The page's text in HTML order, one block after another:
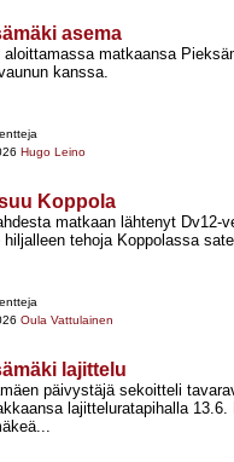
asema
aloittamassa matkaansa
kanssa.
Hugo Leino
Koppola
matkaan lähtenyt Dv12-​
hiljalleen tehoja Koppolassa
Oula Vattulainen
lajittelu
päivystäjä sekoitteli
lajitteluratapihalla